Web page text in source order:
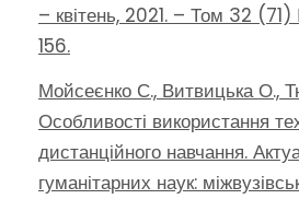
– квітень, 2021. – Том 32
156.
Мойсеєнко С., Витвицька О.,
Особливості використання
дистанційного навчання.
гуманітарних наук: